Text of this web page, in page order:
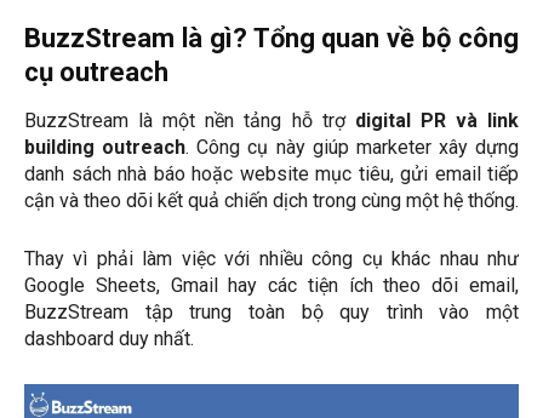
BuzzStream là gì? Tổng quan về bộ công
cụ outreach
BuzzStream là một nền tảng hỗ trợ digital PR và link
building outreach. Công cụ này giúp marketer xây dựng
danh sách nhà báo hoặc website mục tiêu, gửi email tiếp
cận và theo dõi kết quả chiến dịch trong cùng một hệ thống.
Thay vì phải làm việc với nhiều công cụ khác nhau như
Google Sheets, Gmail hay các tiện ích theo dõi email,
BuzzStream tập trung toàn bộ quy trình vào một
dashboard duy nhất.